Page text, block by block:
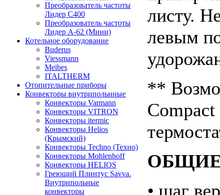
Преобразователь частоты
Лидер С400
Преобразователь частоты
Лидер А-62 (Мини)
Котельное оборудование
Buderus
Viessmann
Meibes
ITALTHERM
Отопительные приборы
Конвекторы внутрипольнные
Конвекторы Varmann
Конвекторы VITRON
Конвекторы itermic
Конвекторы Helios
(Крымский)
Конвекторы Techno (Техно)
Конвекторы Mohlenhoff
Конвекторы HELIOS
Греющий Плинтус Savva.
Внутрипольные
конвекторы
листу.
левым
**
• шаг